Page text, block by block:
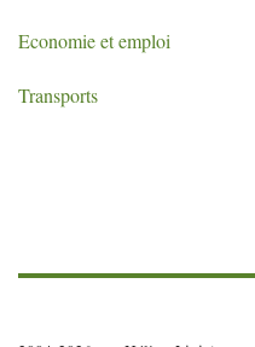
Economie et emploi
Transports